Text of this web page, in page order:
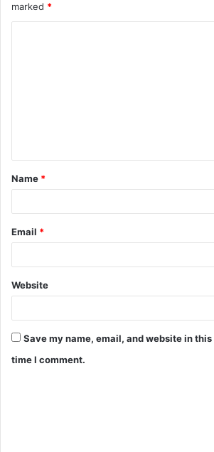
marked *
Name *
Email *
Website
Save my name, email, and website in
time I comment.